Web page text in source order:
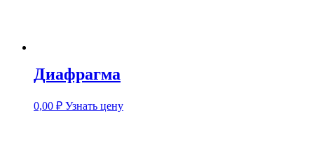
Диафрагма
0,00 ₽ Узнать цену